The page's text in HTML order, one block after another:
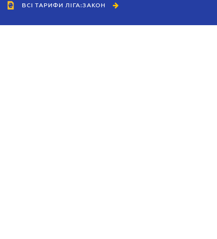
ВСІ ТАРИФИ ЛІГА:ЗАКОН